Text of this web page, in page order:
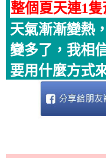
整個夏天連1
天氣漸漸變熱
變多了，我相
要用什麼方式